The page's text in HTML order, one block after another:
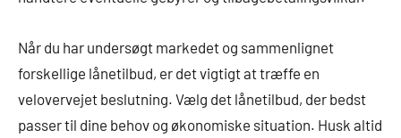
Når du har undersøgt markedet og sammenlignet
forskellige lånetilbud, er det vigtigt at træffe en
velovervejet beslutning. Vælg det lånetilbud, der bedst
passer til dine behov og økonomiske situation. Husk altid